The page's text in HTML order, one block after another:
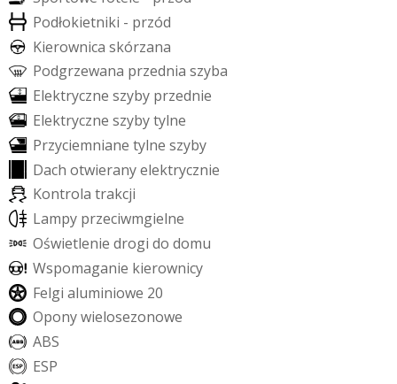
Podłokietniki - przód
Kierownica skórzana
Podgrzewana przednia szyba
Elektryczne szyby przednie
Elektryczne szybytylne
Przyciemniane tylne szyby
Dach otwieranyelektrycznie
Kontrola trakcji
Lampy przeciwmgielne
Oświetlenie drogi do domu
Wspomaganie kierownicy
Felgi aluminiowe 20
Oponywielosezonowe
ABS
ESP